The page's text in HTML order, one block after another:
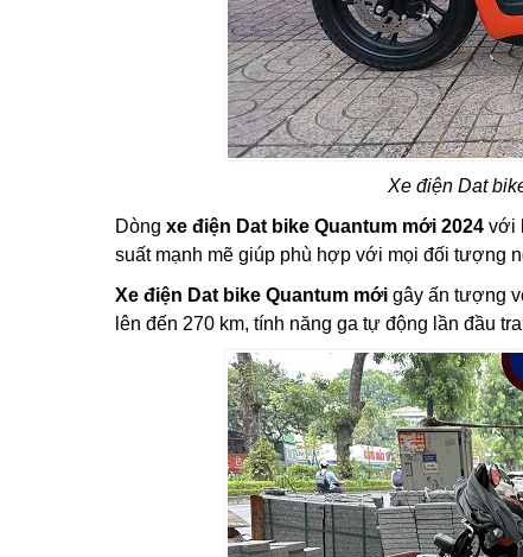
Xe điện Dat
Dòng xe điện Dat bike Quantum mới 2024 với
suất mạnh mẽ giúp phù hợp với mọi đối tượng
Xe điện Dat bike Quantum mới gây ấn tượng
lên đến 270 km, tính năng ga tự động lần đầu